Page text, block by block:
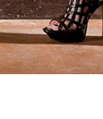
Инспирации и трендове